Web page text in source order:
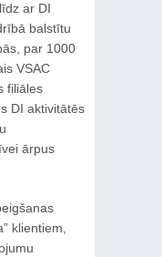
ar DI
balstītu
par 1000
VSAC
filiāles
DI aktivitātēs
ārpus
klientiem,